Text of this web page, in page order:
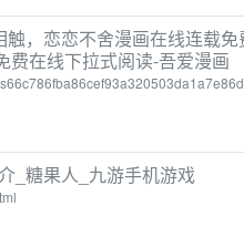
，恋恋不舍漫画在线连载
费在线下拉式阅读-吾爱漫画
_糖果人_九游手机游戏